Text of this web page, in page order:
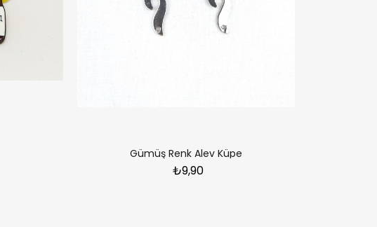
Gümüş Renk Alev Küpe
₺9,90